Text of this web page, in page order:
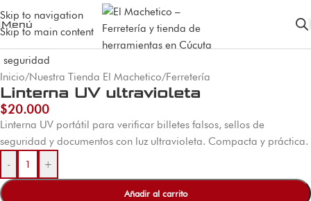
Skip to navigation
Skip to main content
Menú
Inicio/Nuestra Tienda El Machetico/Ferretería
Linterna UV ultravioleta
$20.000
Linterna UV portátil para verificar billetes falsos, sellos de
seguridad y documentos con luz ultravioleta. Compacta y práctica.
-
+
Añadir al carrito